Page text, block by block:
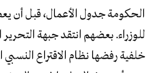
الحكومة جدول الأعمال، قبل أن
للوزراء. بعضهم انتقد جبهة
خلفية رفضها نظام الاقتراع النسبي